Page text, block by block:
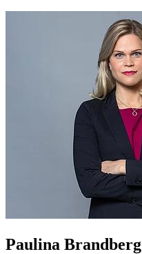
Paulina Brandberg